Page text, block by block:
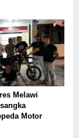
Melawi
Motor